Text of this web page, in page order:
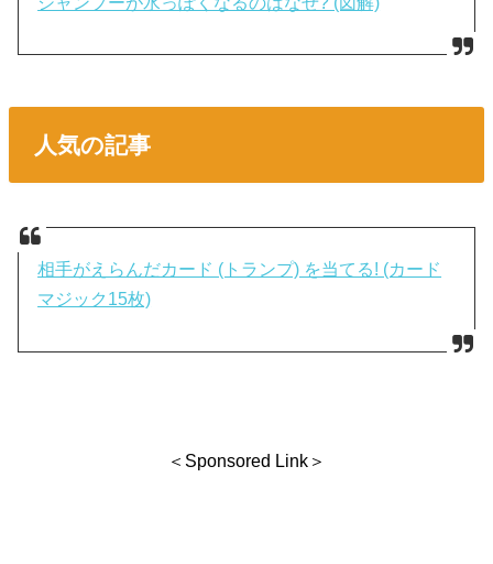
人気の記事
相手がえらんだカード (トランプ) を当てる! (カード
マジック15枚)
＜Sponsored Link＞